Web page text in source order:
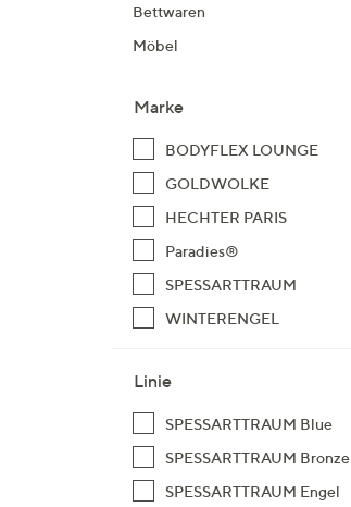
Bettwaren
Möbel
Marke
BODYFLEX LOUNGE
GOLDWOLKE
HECHTER PARIS
Paradies®
SPESSARTTRAUM
WINTERENGEL
Linie
SPESSARTTRAUM Blue
SPESSARTTRAUM Bronze
SPESSARTTRAUM Engel